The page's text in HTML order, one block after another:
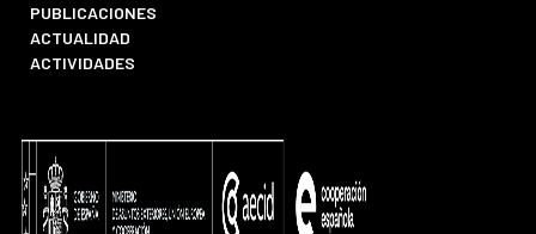
PUBLICACIONES
ACTUALIDAD
ACTIVIDADES